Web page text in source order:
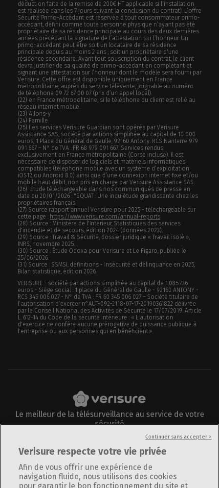
déduction faite de la remise de 200€ HT applicable si l’installation
est réalisée dans les 7 jours suivant la conclusion du contrat). L’offre
Sécurité Primo-Accédant est réservée à tout consommateur primo-
accédant, défini comme toute personne physique n’ayant pas été
propriétaire de sa résidence principale au cours des deux dernières
années précédant la signature de l’attestation sur l’honneur. Un
primo-accédant peut être soit un locataire de sa résidence
principale depuis au moins 2 ans ; soit un propriétaire d'une
résidence secondaire. Avant tout souscription du contrat, le client
devra justifier de sa qualité de primo-accédant en complétant et
signant une attestation sur l’honneur dont le modèle sera fourni par
Verisure. Cette offre est disponible uniquement en France
métropolitaine, auprès du service Télévente, joignable au numéro
de téléphone 09 72 67 00 07 (prix d’un appel local).
(22) en France métropolitaine, si le téléphone du client est relié au
réseau internet mobile.
(23) Allons-y
(24) Famille
(25) Les services Verisure Guardian sont opérés par Verisure
Assistance SAS, société par actions simplifiée au capital de 10 000
euros, 1 Place du Général de Gaulle, 92160 Antony. RCS Nanterre 979
091 667 – N° de TVA : FR 68 979 091 667. Services rendus
exclusivement en France métropolitaine (Corse incluse). Il est
nécessaire de disposer de logiciels et matériels informatiques
compatibles (téléphone mobile avec un système d’exploitation
iOS12 ou Android 8.0) ainsi que d’une connexion internet fixe et/ou
mobile haut débit, non pris en charge par Verisure Assistance SAS.
(26) Etude téléchargeable dans nos communiqués de presse en
date du 20/01/2026 : "SQUAT : Une inquiétude grandissante chez les
propriétaires français"
(27) Source rapport annuel Verisure pour 2025 - téléchargeable sur
cette page : https://www.verisure.com/annual-reports
(28) Source : Ministère de l'Intérieur, Statistiques des services
d'incendie et de secours, édition 2024 (données 2023).
(29) Source : Travail & Sécurité, dossier juridique « Travail isolé »,
INRS, novembre 2025.
(30) Source : Étude Odoxa pour Verisure et Le Figaro, publiée le
25/06/2026.
(31) Source : SSMSI, définitions - Insécurité et délinquance en 2025,
Bilan statistique, édition 2026.
VERISURE - société par actions simplifiée au capital de 1.085.736
euros - Siège social : 1 place du Général de Gaulle - 92160 ANTONY -
RCS 345 006 027 - N° de TVA : FR 60 345 006 027 – Société titulaire de
l’autorisation d’exercer n°AUT-092-2118-07-17-20190361822 délivrée
par le Conseil National des Activités de Sécurité le 17/07/2019. Article
L. 612-14 du Code de la sécurité intérieure : « L'autorisation
d'exercice ne confère aucune prérogative de puissance publique à
l'entreprise ou aux personnes qui en bénéficient.».
Le meilleur de la télésurveillance au service de votre
sécurité
Verisure respecte votre vie privée
Afin de vous offrir une expérience de
navigation fluide, nous utilisons des cookies
pour garantir le bon fonctionnement du site et
Continuer sans accepter >